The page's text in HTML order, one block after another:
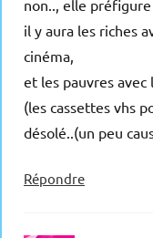
non.., elle
il y aura les riches
cinéma,
et les pauvres avec
(les cassettes vhs
désolé..(un peu
Répondre